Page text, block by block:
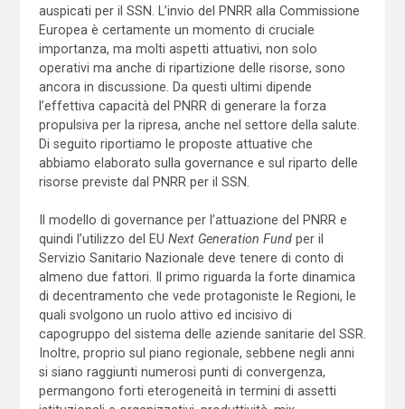
auspicati per il SSN. L’invio del PNRR alla Commissione
Europea è certamente un momento di cruciale
importanza, ma molti aspetti attuativi, non solo
operativi ma anche di ripartizione delle risorse, sono
ancora in discussione. Da questi ultimi dipende
l’effettiva capacità del PNRR di generare la forza
propulsiva per la ripresa, anche nel settore della salute.
Di seguito riportiamo le proposte attuative che
abbiamo elaborato sulla governance e sul riparto delle
risorse previste dal PNRR per il SSN.
Il modello di governance per l’attuazione del PNRR e
quindi l’utilizzo del EU Next Generation Fundper il
Servizio Sanitario Nazionale deve tenere di conto di
almeno due fattori. Il primo riguarda la forte dinamica
di decentramento che vede protagoniste le Regioni, le
quali svolgono un ruolo attivo ed incisivo di
capogruppo del sistema delle aziende sanitarie del SSR.
Inoltre, proprio sul piano regionale, sebbene negli anni
si siano raggiunti numerosi punti di convergenza,
permangono forti eterogeneità in termini di assetti